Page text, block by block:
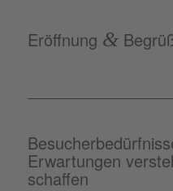
Eröffnung &
Erwartungen
schaffen